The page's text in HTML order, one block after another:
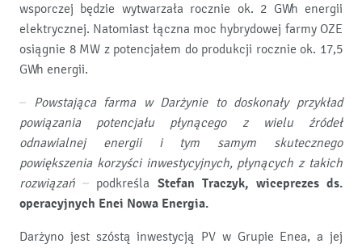
wsporczej będzie wytwarzała rocznie ok. 2 GWh energii
elektrycznej. Natomiast łączna moc hybrydowej farmy OZE
osiągnie 8 MW z potencjałem do produkcji rocznie ok. 17,5
GWh energii.
– Powstająca farma w Darżynie to doskonały przykład
powiązania potencjału płynącego z wielu źródeł
odnawialnej energii i tym samym skutecznego
powiększenia korzyści inwestycyjnych, płynących z takich
rozwiązań – podkreśla Stefan Traczyk, wiceprezes ds.
operacyjnych Enei Nowa Energia.
Darżyno jest szóstą inwestycją PV w Grupie Enea, a jej